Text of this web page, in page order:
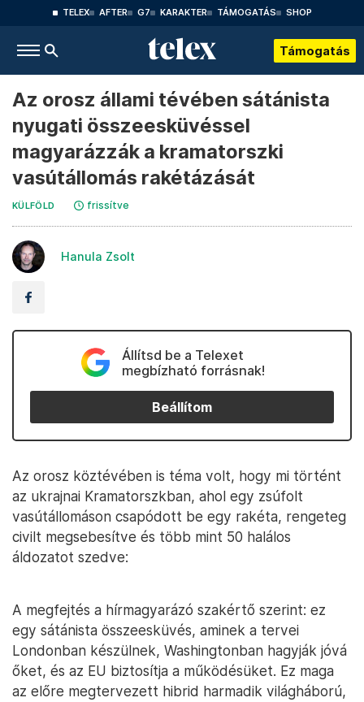
TELEX AFTER G7 KARAKTER TÁMOGATÁS SHOP
Támogatás
Az orosz állami tévében sátánista
nyugati összeesküvéssel
magyarázzák a kramatorszki
vasútállomás rakétázását
KÜLFÖLD frissítve
Hanula Zsolt
Állítsd be a Telexet
megbízható forrásnak!
Beállítom
Az orosz köztévében is téma volt, hogy mi történt
az ukrajnai Kramatorszkban, ahol egy zsúfolt
vasútállomáson csapódott be egy rakéta, rengeteg
civilt megsebesítve és több mint 50 halálos
áldozatot szedve:
A megfejtés a hírmagyarázó szakértő szerint: ez
egy sátánista összeesküvés, aminek a tervei
Londonban készülnek, Washingtonban hagyják jóvá
őket, és az EU biztosítja a működésüket. Ez maga
az előre megtervezett hibrid harmadik világháború,